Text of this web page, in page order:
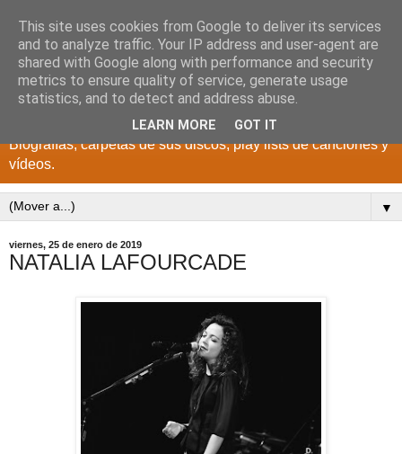
DISCOS PARA EL
RECUERDO
CANTANTES Y GRUPOS DE LOS AÑOS 1950 a 2022.
Biografías, carpetas de sus discos, play lists de canciones y
vídeos.
▼
viernes, 25 de enero de 2019
NATALIA LAFOURCADE
This site uses cookies from Google to deliver its services
and to analyze traffic. Your IP address and user-agent are
shared with Google along with performance and security
metrics to ensure quality of service, generate usage
statistics, and to detect and address abuse.
LEARN MORE GOT IT